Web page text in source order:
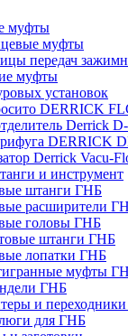
муфты
муфты
передач
муфты
установок
DERRICK
Derrick
DERRICK
Derrick Vacu-
и инструмент
штанги ГНБ
расширители
головы ГНБ
штанги ГНБ
лопатки ГНБ
муфты
ГНБ
и
для ГНБ